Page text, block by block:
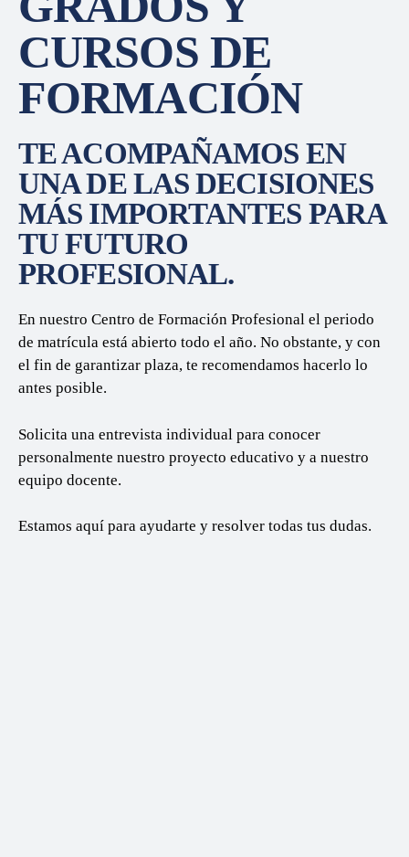
CURSOS DE
FORMACIÓN
TE ACOMPAÑAMOS EN
UNA DE LAS DECISIONES
MÁS IMPORTANTES PARA
TU FUTURO
PROFESIONAL.
En nuestro Centro de Formación Profesional el periodo
de matrícula está abierto todo el año. No obstante, y con
el fin de garantizar plaza, te recomendamos hacerlo lo
antes posible.
Solicita una entrevista individual para conocer
personalmente nuestro proyecto educativo y a nuestro
equipo docente.
Estamos aquí para ayudarte y resolver todas tus dudas.